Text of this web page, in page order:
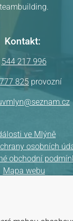
teambuilding.
Kontakt:
544 217 996
825 provozní
ve Mlýně
osobních
obchodní
Mapa webu